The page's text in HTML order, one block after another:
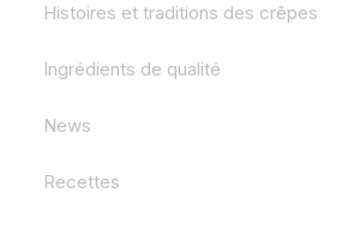
Histoires et traditions des crêpes
Ingrédients de qualité
News
Recettes